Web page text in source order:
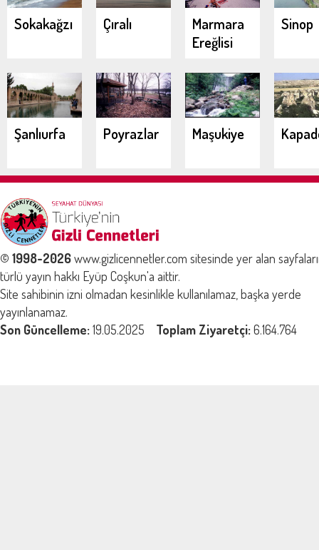
Sokakağzı Çıralı
Marmara
Ereğlisi
Sinop
Şanlıurfa Poyrazlar Maşukiye
© 1998-2026www.gizlicennetler.com sitesinde yer alan
türlü yayın hakkı Eyüp Coşkun'a aittir.
Site sahibinin izni olmadan kesinlikle kullanılamaz, başka yerde
yayınlanamaz.
Son Güncelleme:19.05.2025 Toplam Ziyaretçi:6.164.764